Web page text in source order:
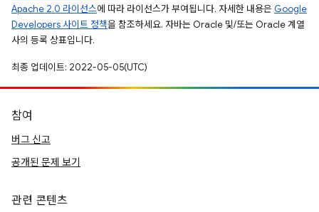
Apache 2.0 라이선스에 따라 라이선스가 부여됩니다. 자세한 내용은 Google
Developers 사이트 정책을 참조하세요. 자바는 Oracle 및/또는 Oracle 계열
사의 등록 상표입니다.
최종 업데이트: 2022-05-05(UTC)
참여
버그 신고
공개된 문제 보기
관련 콘텐츠